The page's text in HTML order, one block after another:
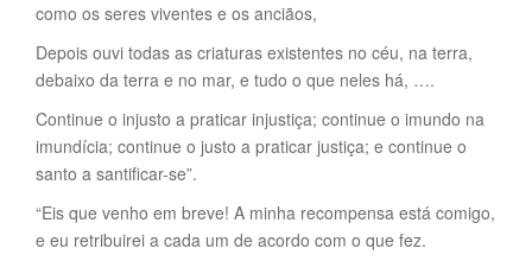
como os seres viventes e os anciãos,
Depois ouvi todas as criaturas existentes no céu, na terra,
debaixo da terra e no mar, e tudo o que neles há, ….
Continue o injusto a praticar injustiça; continue o imundo na
imundícia; continue o justo a praticar justiça; e continue o
santo a santificar-se”.
“Eis que venho em breve! A minha recompensa está comigo,
e eu retribuirei a cada um de acordo com o que fez.